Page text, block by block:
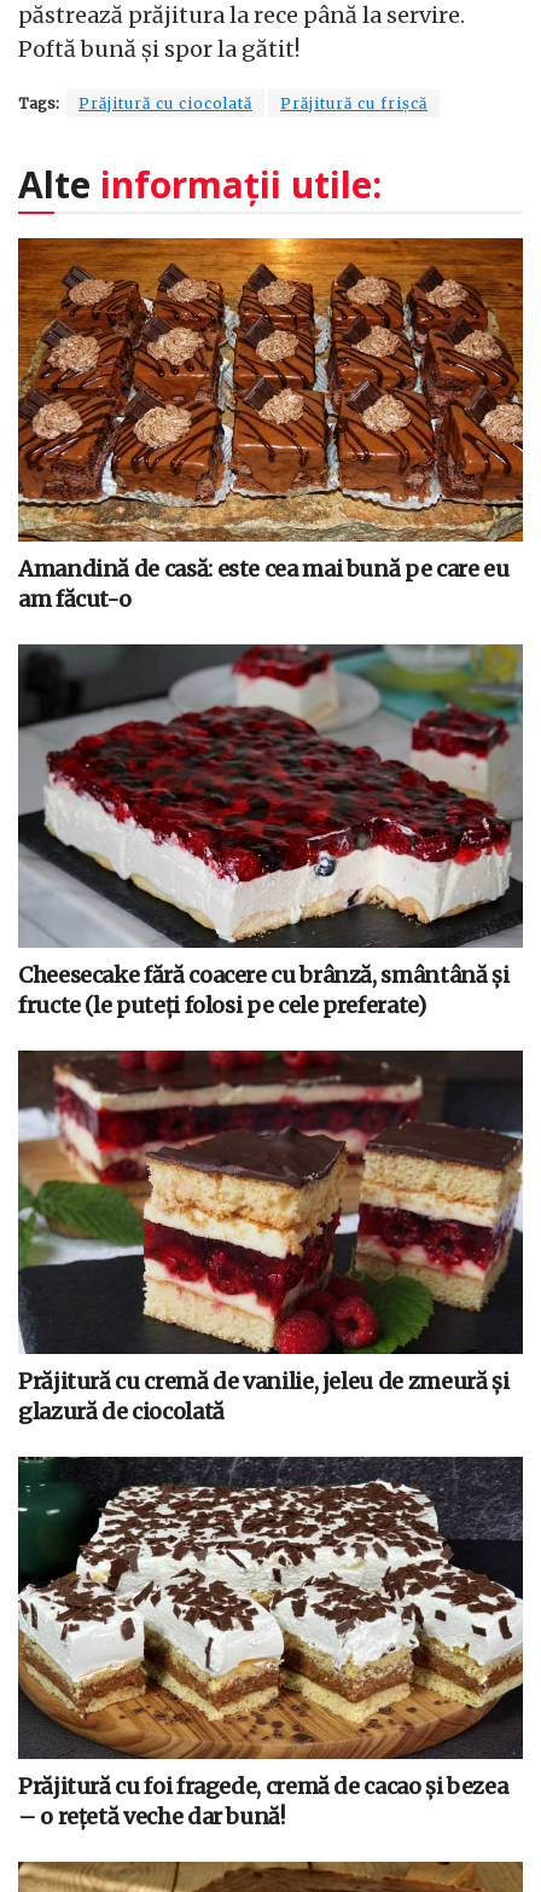
păstrează prăjitura la rece până la servire.
Poftă bună și spor la gătit!
Tags: Prăjitură cu ciocolată Prăjitură cu frișcă
Alte informații utile:
Amandină de casă: este cea mai bună pe care eu
am făcut-o
Cheesecake fără coacere cu brânză, smântână și
fructe (le puteți folosi pe cele preferate)
Prăjitură cu cremă de vanilie, jeleu de zmeură și
glazură de ciocolată
Prăjitură cu foi fragede, cremă de cacao și bezea
– o rețetă veche dar bună!